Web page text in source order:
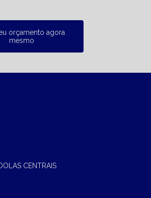
orçamento agora
mesmo
CENTRAIS